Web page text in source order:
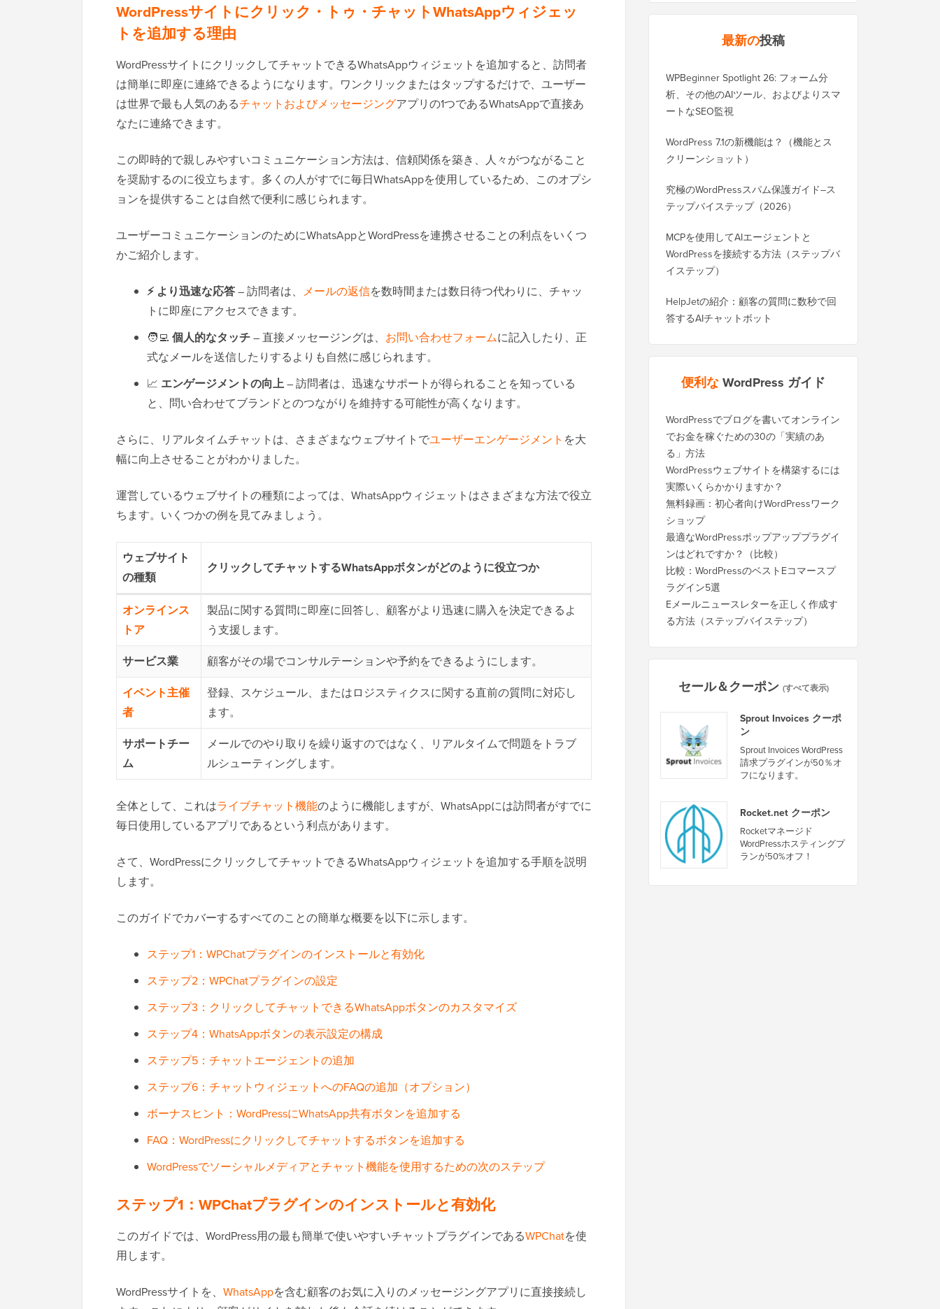
WordPressサイトにクリック・トゥ・チャットWhatsAppウィジェッ
トを追加する理由
WordPressサイトにクリックしてチャットできるWhatsAppウィジェットを追加すると、訪問者
は簡単に即座に連絡できるようになります。ワンクリックまたはタップするだけで、ユーザー
は世界で最も人気のあるチャットおよびメッセージングアプリの1つであるWhatsAppで直接あ
なたに連絡できます。
この即時的で親しみやすいコミュニケーション方法は、信頼関係を築き、人々がつながること
を奨励するのに役立ちます。多くの人がすでに毎日WhatsAppを使用しているため、このオプシ
ョンを提供することは自然で便利に感じられます。
ユーザーコミュニケーションのためにWhatsAppとWordPressを連携させることの利点をいくつ
かご紹介します。
⚡ より迅速な応答– 訪問者は、 メールの返信を数時間または数日待つ代わりに、チャッ
トに即座にアクセスできます。
🧑‍💻 個人的なタッチ– 直接メッセージングは、 お問い合わせフォームに記入したり、正
式なメールを送信したりするよりも自然に感じられます。
📈 エンゲージメントの向上– 訪問者は、迅速なサポートが得られることを知っている
と、問い合わせてブランドとのつながりを維持する可能性が高くなります。
さらに、リアルタイムチャットは、さまざまなウェブサイトでユーザーエンゲージメント を大
幅に向上させることがわかりました。
運営しているウェブサイトの種類によっては、WhatsAppウィジェットはさまざまな方法で役立
ちます。いくつかの例を見てみましょう。
ウェブサイト
の種類
クリックしてチャットするWhatsAppボタンがどのように役立つか
オンラインス
トア
製品に関する質問に即座に回答し、顧客がより迅速に購入を決定できるよ
う支援します。
サービス業
顧客がその場でコンサルテーションや予約をできるようにします。
イベント主催
者
登録、スケジュール、またはロジスティクスに関する直前の質問に対応し
ます。
サポートチー
ム
メールでのやり取りを繰り返すのではなく、リアルタイムで問題をトラブ
ルシューティングします。
全体として、これはライブチャット機能のように機能しますが、WhatsAppには訪問者がすでに
毎日使用しているアプリであるという利点があります。
さて、WordPressにクリックしてチャットできるWhatsAppウィジェットを追加する手順を説明
します。
このガイドでカバーするすべてのことの簡単な概要を以下に示します。
ステップ1：WPChatプラグインのインストールと有効化
ステップ2：WPChatプラグインの設定
ステップ3：クリックしてチャットできるWhatsAppボタンのカスタマイズ
ステップ4：WhatsAppボタンの表示設定の構成
ステップ5：チャットエージェントの追加
ステップ6：チャットウィジェットへのFAQの追加（オプション）
ボーナスヒント：WordPressにWhatsApp共有ボタンを追加する
FAQ：WordPressにクリックしてチャットするボタンを追加する
WordPressでソーシャルメディアとチャット機能を使用するための次のステップ
ステップ1：WPChatプラグインのインストールと有効化
このガイドでは、WordPress用の最も簡単で使いやすいチャットプラグインであるWPChatを使
用します。
WordPressサイトを、 WhatsAppを含む顧客のお気に入りのメッセージングアプリに直接接続し
最新の投稿
WPBeginner Spotlight 26: フォーム分
析、その他のAIツール、およびよりスマ
ートなSEO監視
WordPress 7.1の新機能は？（機能とス
クリーンショット）
究極のWordPressスパム保護ガイド–ス
テップバイステップ（2026）
MCPを使用してAIエージェントと
WordPressを接続する方法（ステップバ
イステップ）
HelpJetの紹介：顧客の質問に数秒で回
答するAIチャットボット
便利なWordPress ガイド
WordPressでブログを書いてオンライン
でお金を稼ぐための30の「実績のあ
る」方法
WordPressウェブサイトを構築するには
実際いくらかかりますか？
無料録画：初心者向けWordPressワーク
ショップ
最適なWordPressポップアッププラグイ
ンはどれですか？（比較）
比較：WordPressのベストEコマースプ
ラグイン5選
Eメールニュースレターを正しく作成す
る方法（ステップバイステップ）
セール＆クーポン (すべて表示)
Sprout Invoices クーポ
ン
Sprout Invoices WordPress
請求プラグインが50％オ
フになります。
Rocket.net クーポン
Rocketマネージド
WordPressホスティングプ
ランが50%オフ！